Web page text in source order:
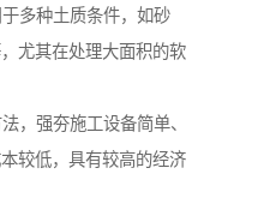
多种土质条件，如砂
尤其在处理大面积的软
，强夯施工设备简单、
较低，具有较高的经济